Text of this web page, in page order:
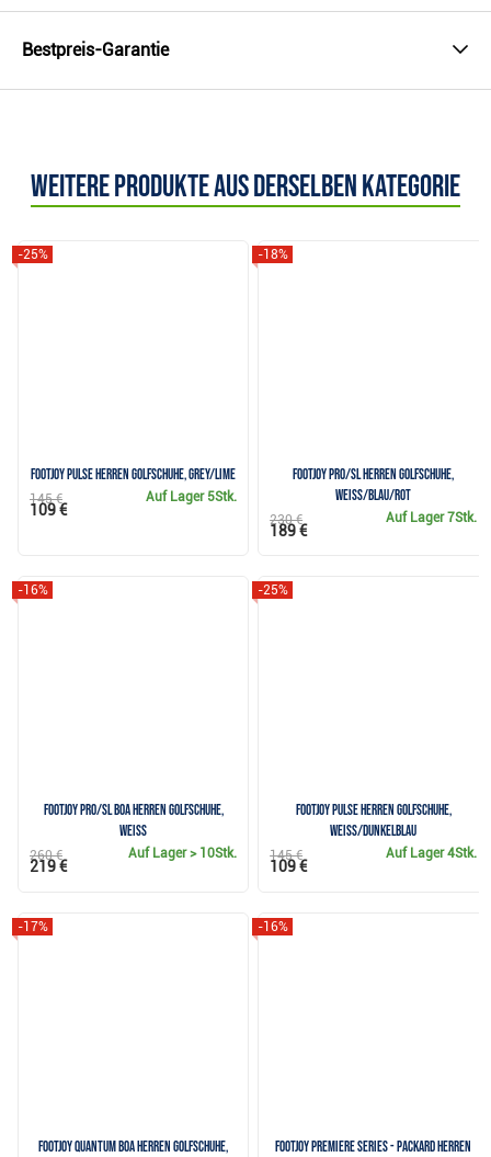
Bestpreis-Garantie
Weitere Produkte aus derselben Kategorie
FootJoy Pulse Herren Golfschuhe, grey/lime
-25%
Auf Lager 5Stk.
145 €
109 €
FootJoy Pro/SL Herren Golfschuhe,
weiss/blau/rot
-18%
Auf Lager7Stk.
230 €
189 €
FootJoy Pro/SL BOA Herren Golfschuhe,
weiss
-16%
Auf Lager> 10Stk.
260 €
219 €
FootJoy Pulse Herren Golfschuhe,
weiss/dunkelblau
-25%
Auf Lager4Stk.
145 €
109 €
FootJoy Quantum BOA Herren Golfschuhe,
-17%
FootJoy Premiere Series - Packard Herren
-16%